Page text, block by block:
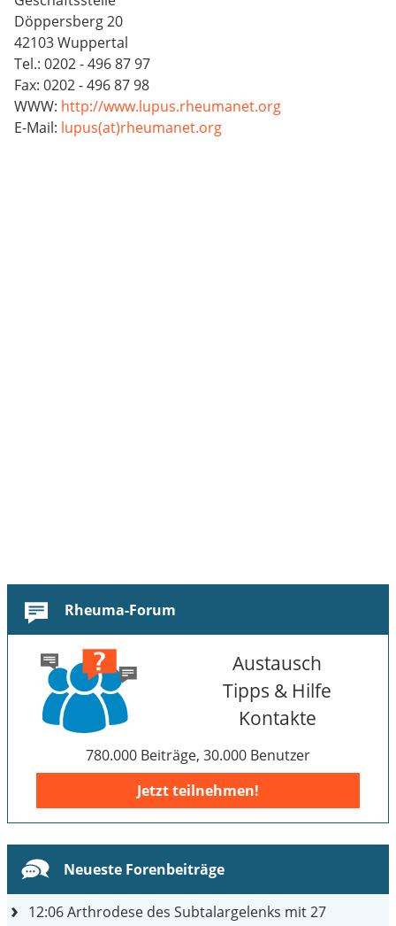
Döppersberg 20
42103 Wuppertal
Tel.: 0202 - 496 87 97
Fax: 0202 - 496 87 98
WWW: http://www.lupus.rheumanet.org
E-Mail: lupus(at)rheumanet.org
Rheuma-Forum
Austausch
Tipps & Hilfe
Kontakte
780.000 Beiträge, 30.000 Benutzer
Jetzt teilnehmen!
Neueste Forenbeiträge
12:06Arthrodese des Subtalargelenks mit 27